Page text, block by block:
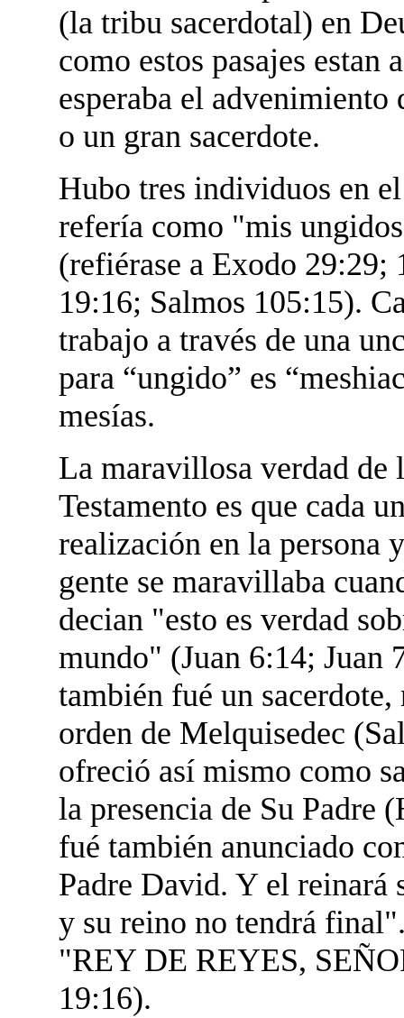
(la tribu sacerdotal) en
como estos pasajes estan
esperaba el
o un gran sacerdote.
Hubo tres individuos en
refería como "mis
(refiérase a Exodo 29:29;
19:16; Salmos 105:15).
trabajo a través de una
para “ungido” es
mesías.
La maravillosa verdad de
Testamento es que cada
realización en la persona
gente se maravillaba
decian "esto es verdad
mundo" (Juan 6:14; Juan
también fué un
orden de Melquisedec
ofreció así mismo como
la presencia de Su Padre
fué también anunciado
Padre David. Y el reinará
y su reino no tendrá
"REY DE REYES,
19:16).